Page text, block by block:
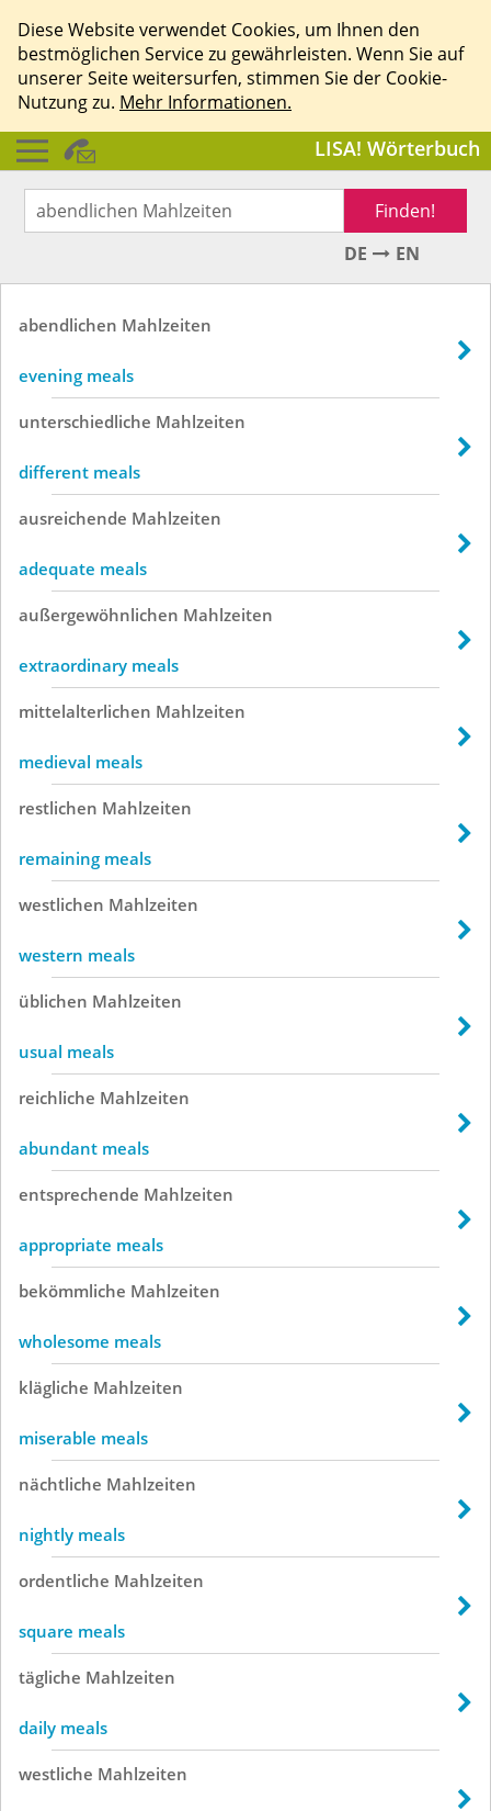
Diese Website verwendet Cookies, um Ihnen den
bestmöglichen Service zu gewährleisten. Wenn Sie auf
unserer Seite weitersurfen, stimmen Sie der Cookie-
Nutzung zu. Mehr Informationen.
LISA! Wörterbuch
Finden!
DE
EN
abendlichen Mahlzeiten
evening meals
unterschiedliche Mahlzeiten
different meals
ausreichende Mahlzeiten
adequate meals
außergewöhnlichen Mahlzeiten
extraordinary meals
mittelalterlichen Mahlzeiten
medieval meals
restlichen Mahlzeiten
remaining meals
westlichen Mahlzeiten
western meals
üblichen Mahlzeiten
usual meals
reichliche Mahlzeiten
abundant meals
entsprechende Mahlzeiten
appropriate meals
bekömmliche Mahlzeiten
wholesome meals
klägliche Mahlzeiten
miserable meals
nächtliche Mahlzeiten
nightly meals
ordentliche Mahlzeiten
square meals
tägliche Mahlzeiten
daily meals
westliche Mahlzeiten